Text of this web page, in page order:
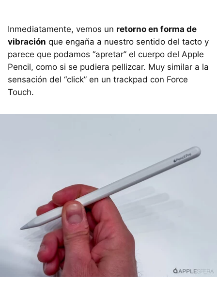
Inmediatamente, vemos un retorno en forma de
vibración que engaña a nuestro sentido del tacto y
parece que podamos “apretar” el cuerpo del Apple
Pencil, como si se pudiera pellizcar. Muy similar a la
sensación del “click” en un trackpad con Force
Touch.